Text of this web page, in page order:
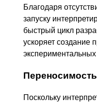
Благодаря
запуску
быстрый цикл
ускоряет создание
Переносимость
Поскольку